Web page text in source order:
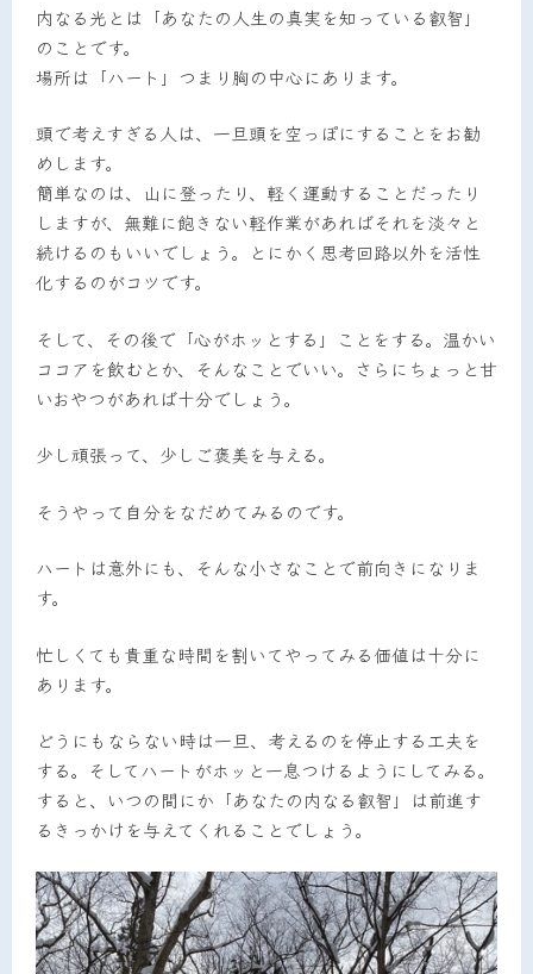
内なる光とは「あなたの人生の真実を知っている叡智」
のことです。
場所は「ハート」つまり胸の中心にあります。
頭で考えすぎる人は、一旦頭を空っぽにすることをお勧
めします。
簡単なのは、山に登ったり、軽く運動することだったり
しますが、無難に飽きない軽作業があればそれを淡々と
続けるのもいいでしょう。とにかく思考回路以外を活性
化するのがコツです。
そして、その後で「心がホッとする」ことをする。温かい
ココアを飲むとか、そんなことでいい。さらにちょっと甘
いおやつがあれば十分でしょう。
少し頑張って、少しご褒美を与える。
そうやって自分をなだめてみるのです。
ハートは意外にも、そんな小さなことで前向きになりま
す。
忙しくても貴重な時間を割いてやってみる価値は十分に
あります。
どうにもならない時は一旦、考えるのを停止する工夫を
する。そしてハートがホッと一息つけるようにしてみる。
すると、いつの間にか「あなたの内なる叡智」は前進す
るきっかけを与えてくれることでしょう。